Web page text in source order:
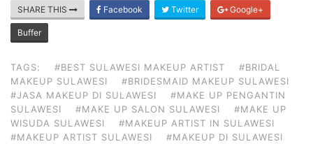
SHARE THIS Facebook Twitter Google+
Buffer
TAGS: #BEST SULAWESI MAKEUP ARTIST
#BRIDAL
MAKEUP SULAWESI
#BRIDESMAID MAKEUP SULAWESI
#JASA MAKEUP DI SULAWESI
#MAKE UP PENGANTIN
SULAWESI
#MAKE UP SALON SULAWESI
#MAKE UP
WISUDA SULAWESI
#MAKEUP ARTIST IN SULAWESI
#MAKEUP ARTIST SULAWESI
#MAKEUP DI SULAWESI